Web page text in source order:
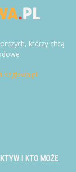
którzy chcą
I KTO MOŻE